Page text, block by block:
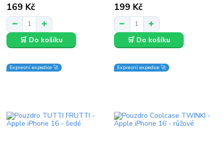
169 Kč
🛒 Do košíku
199 Kč
🛒 Do košíku
Expresní expedice 🚀 Expresní expedice 🚀